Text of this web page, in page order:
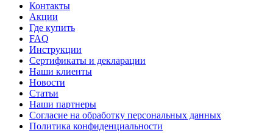
Контакты
Акции
Где купить
FAQ
Инструкции
Сертификаты и декларации
Наши клиенты
Новости
Статьи
Наши партнеры
Согласие на обработку персональных данных
Политика конфиденциальности